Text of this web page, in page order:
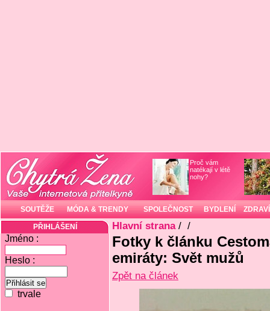
Proč vám
natékají v létě
nohy?
SOUTĚŽE MÓDA & TRENDY SPOLEČNOST BYDLENÍ ZDRAVÍ
PŘIHLÁŠENÍ
Jméno :
Heslo :
trvale
Hlavní strana/ /
Fotky k článku
emiráty: Svět mužů
Zpět na článek